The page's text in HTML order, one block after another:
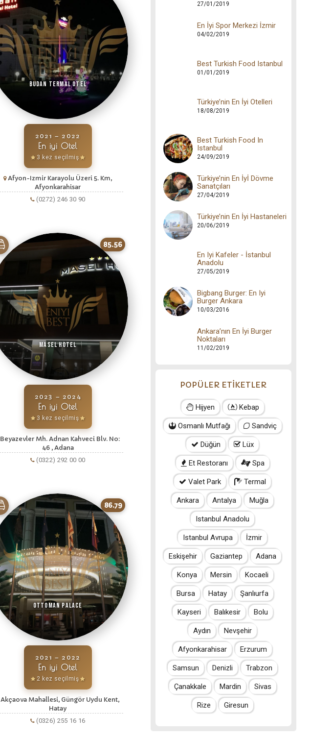
Budan Termal Otel
2021 – 2022
En iyi Otel
3 kez seçilmiş
Afyon-Izmir Karayolu Üzeri 5. Km,
Afyonkarahisar
(0272) 246 30 90
85.56
Masel Hotel
2023 – 2024
En iyi Otel
3 kez seçilmiş
Beyazevler Mh. Adnan Kahveci Blv. No:
46 , Adana
(0322) 292 00 00
86.79
Ottoman Palace
2021 – 2022
En iyi Otel
2 kez seçilmiş
Akçaova Mahallesi, Güngör Uydu Kent,
Hatay
(0326) 255 16 16
27/01/2019
En İyi Spor Merkezi İzmir
04/02/2019
Best Turkish Food Istanbul
01/01/2019
Türkiye’nin En İyi Otelleri
18/08/2019
Best Turkish Food In
Istanbul
24/09/2019
Türkiye’nin En İyİ Dövme
Sanatçıları
27/04/2019
Türkiye’nin En İyi Hastaneleri
20/06/2019
En Iyi Kafeler - İstanbul
Anadolu
27/05/2019
Bigbang Burger: En Iyi
Burger Ankara
10/03/2016
Ankara’nın En İyi Burger
Noktaları
11/02/2019
POPÜLER ETİKETLER
Hijyen Kebap
Osmanlı Mutfağı Sandviç
Düğün Lüx
Et Restoranı Spa
Valet Park Termal
Ankara Antalya Muğla
Istanbul Anadolu
Istanbul Avrupa İzmir
Eskişehir Gaziantep Adana
Konya Mersin Kocaeli
Bursa Hatay Şanlıurfa
Kayseri Balıkesir Bolu
Aydın Nevşehir
Afyonkarahisar Erzurum
Samsun Denizli Trabzon
Çanakkale Mardin Sivas
Rize Giresun